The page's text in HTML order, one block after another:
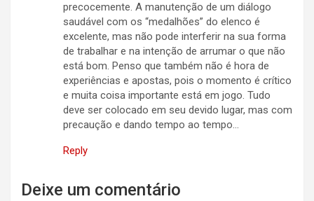
precocemente. A manutenção de um diálogo
saudável com os “medalhões” do elenco é
excelente, mas não pode interferir na sua forma
de trabalhar e na intenção de arrumar o que não
está bom. Penso que também não é hora de
experiências e apostas, pois o momento é crítico
e muita coisa importante está em jogo. Tudo
deve ser colocado em seu devido lugar, mas com
precaução e dando tempo ao tempo…
Reply
Deixe um comentário